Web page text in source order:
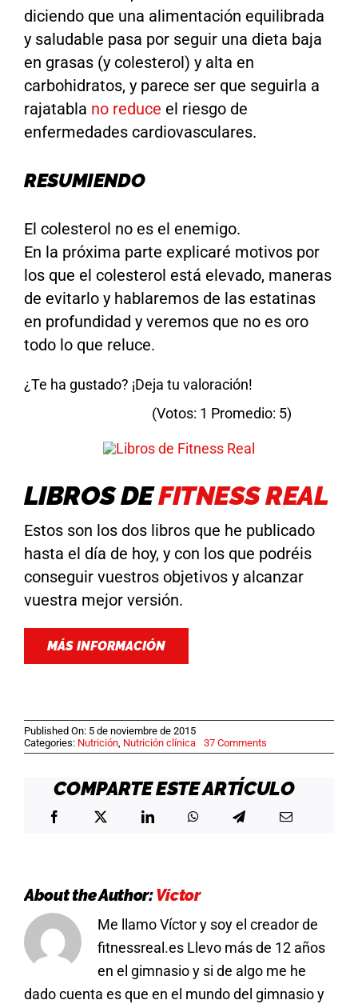
diciendo que una alimentación equilibrada
y saludable pasa por seguir una dieta baja
en grasas (y colesterol) y alta en
carbohidratos, y parece ser que seguirla a
rajatabla no reduce el riesgo de
enfermedades cardiovasculares.
RESUMIENDO
El colesterol no es el enemigo.
En la próxima parte explicaré motivos por
los que el colesterol está elevado, maneras
de evitarlo y hablaremos de las estatinas
en profundidad y veremos que no es oro
todo lo que reluce.
¿Te ha gustado? ¡Deja tu valoración!
(Votos: 1 Promedio: 5)
LIBROS DEFITNESS REAL
Estos son los dos libros que he publicado
hasta el día de hoy, y con los que podréis
conseguir vuestros objetivos y alcanzar
vuestra mejor versión.
MÁS INFORMACIÓN
Published On: 5 de noviembre de 2015
Categories: Nutrición, Nutrición clínica 37 Commentson
ESTATINAS
1
COMPARTE ESTE ARTÍCULO
About the Author:Víctor
Me llamo Víctor y soy el creador de
fitnessreal.es Llevo más de 12 años
en el gimnasio y si de algo me he
dado cuenta es que en el mundo del gimnasio y